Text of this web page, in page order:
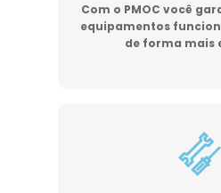
Com o PMOC você
equipamentos
de forma mais